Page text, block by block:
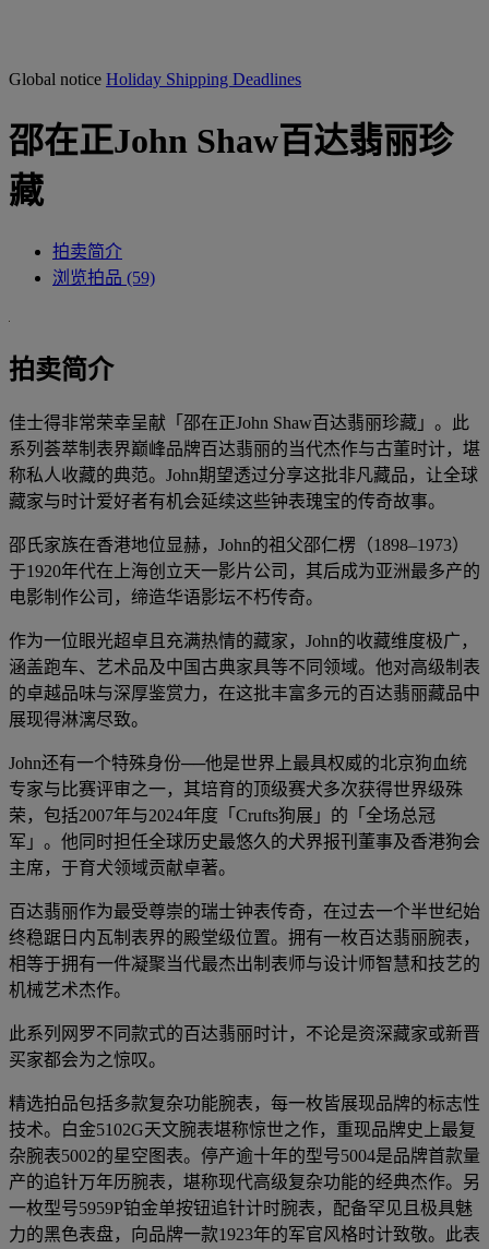
Global notice Holiday Shipping Deadlines
邵在正John Shaw百达翡丽珍
藏
拍卖简介
浏览拍品 (59)
拍卖简介
佳士得非常荣幸呈献「邵在正John Shaw百达翡丽珍藏」。此
系列荟萃制表界巅峰品牌百达翡丽的当代杰作与古董时计，堪
称私人收藏的典范。John期望透过分享这批非凡藏品，让全球
藏家与时计爱好者有机会延续这些钟表瑰宝的传奇故事。
邵氏家族在香港地位显赫，John的祖父邵仁楞（1898–1973）
于1920年代在上海创立天一影片公司，其后成为亚洲最多产的
电影制作公司，缔造华语影坛不朽传奇。
作为一位眼光超卓且充满热情的藏家，John的收藏维度极广，
涵盖跑车、艺术品及中国古典家具等不同领域。他对高级制表
的卓越品味与深厚鉴赏力，在这批丰富多元的百达翡丽藏品中
展现得淋漓尽致。
John还有一个特殊身份──他是世界上最具权威的北京狗血统
专家与比赛评审之一，其培育的顶级赛犬多次获得世界级殊
荣，包括2007年与2024年度「Crufts狗展」的「全场总冠
军」。他同时担任全球历史最悠久的犬界报刊董事及香港狗会
主席，于育犬领域贡献卓著。
百达翡丽作为最受尊崇的瑞士钟表传奇，在过去一个半世纪始
终稳踞日内瓦制表界的殿堂级位置。拥有一枚百达翡丽腕表，
相等于拥有一件凝聚当代最杰出制表师与设计师智慧和技艺的
机械艺术杰作。
此系列网罗不同款式的百达翡丽时计，不论是资深藏家或新晋
买家都会为之惊叹。
精选拍品包括多款复杂功能腕表，每一枚皆展现品牌的标志性
技术。白金5102G天文腕表堪称惊世之作，重现品牌史上最复
杂腕表5002的星空图表。停产逾十年的型号5004是品牌首款量
产的追针万年历腕表，堪称现代高级复杂功能的经典杰作。另
一枚型号5959P铂金单按钮追针计时腕表，配备罕见且极具魅
力的黑色表盘，向品牌一款1923年的军官风格时计致敬。此表